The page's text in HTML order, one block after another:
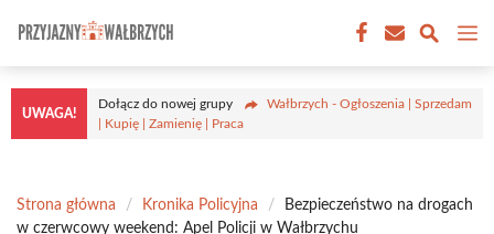
treści
UWAGA!
Dołącz do nowej grupy
Wałbrzych - Ogłoszenia | Sprzedam
| Kupię | Zamienię | Praca
Strona główna / Kronika Policyjna /
Bezpieczeństwo na drogach
w czerwcowy weekend: Apel Policji w Wałbrzychu